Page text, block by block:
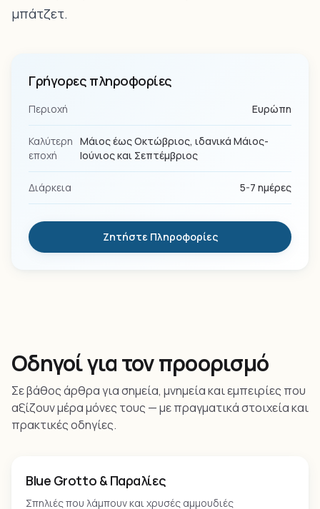
μπάτζετ.
Γρήγορες πληροφορίες
Περιοχή Ευρώπη
Καλύτερη
εποχή
Μάιος έως Οκτώβριος, ιδανικά Μάιος-
Ιούνιος και Σεπτέμβριος
Διάρκεια 5-7 ημέρες
Ζητήστε Πληροφορίες
Οδηγοί για τον προορισμό
Σε βάθος άρθρα για σημεία, μνημεία και εμπειρίες που
αξίζουν μέρα μόνες τους — με πραγματικά στοιχεία και
πρακτικές οδηγίες.
Blue Grotto & Παραλίες
Σπηλιές που λάμπουν και χρυσές αμμουδιές